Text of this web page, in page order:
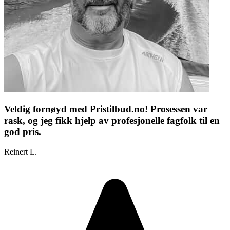
Veldig fornøyd med Pristilbud.no! Prosessen var
rask, og jeg fikk hjelp av profesjonelle fagfolk til en
god pris.
Reinert L.